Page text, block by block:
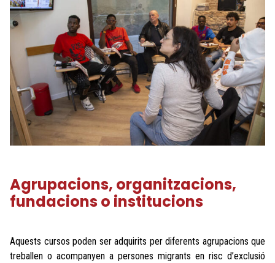
Agrupacions, organitzacions,
fundacions o institucions
Aquests cursos poden ser adquirits per diferents agrupacions que
treballen o acompanyen a persones migrants en risc d’exclusió